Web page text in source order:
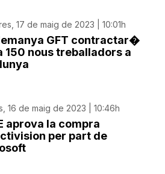
17 de maig de 2023 | 10:01h
GFT contractar�
150 nous treballadors a
16 de maig de 2023 | 10:46h
aprova la compra
per part de